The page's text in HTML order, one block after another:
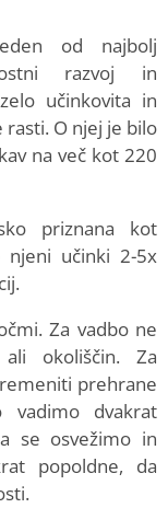
od najbolj
razvoj in
učinkovita in
O njej je bilo
na več kot 220
priznana kot
njeni učinki 2-5x
Za vadbo ne
okoliščin. Za
prehrane
vadimo dvakrat
se osvežimo in
popoldne, da